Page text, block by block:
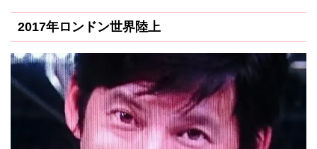
2017年ロンドン世界陸上